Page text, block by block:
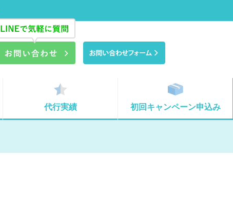
代行実績 初回キャンペーン申込み